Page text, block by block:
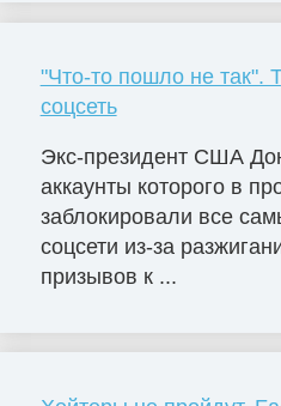
"Что-то пошло не так".
соцсеть
Экс-президент США
аккаунты которого в
заблокировали все
соцсети из-за
призывов к ...